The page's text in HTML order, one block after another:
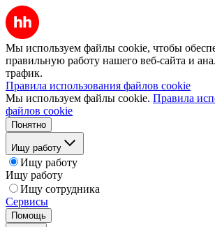
Мы используем файлы cookie, чтобы
правильную работу нашего веб-сайта и
трафик.
Правила использования файлов cookie
Мы используем файлы cookie. Правила
файлов cookie
Понятно
Ищу работу
Ищу работу
Ищу работу
Ищу сотрудника
Сервисы
Помощь